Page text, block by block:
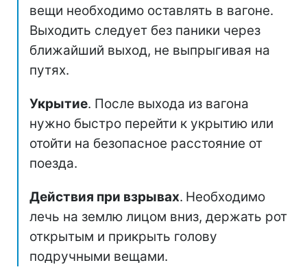
вещи необходимо оставлять в вагоне.
Выходить следует без паники через
ближайший выход, не выпрыгивая на
путях.
Укрытие. После выхода из вагона
нужно быстро перейти к укрытию или
отойти на безопасное расстояние от
поезда.
Действия при взрывах. Необходимо
лечь на землю лицом вниз, держать рот
открытым и прикрыть голову
подручными вещами.